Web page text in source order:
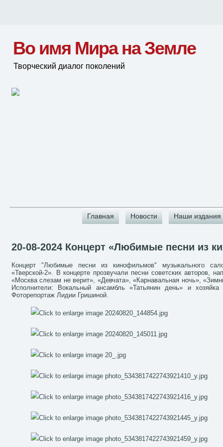
Во имя Мира на Земле
Творческий диалог поколений
Главная Новости Наши издания
20-08-2024 Концерт «Любимые песни из
Концерт "Любимые песни из кинофильмов" музыкального
«Тверской-2». В концерте прозвучали песни советских авторов,
«Москва слезам не верит», «Девчата», «Карнавальная ночь»,
Исполнители: Вокальный ансамбль «Татьянин день» и
Фоторепортаж Лидии Гришиной.